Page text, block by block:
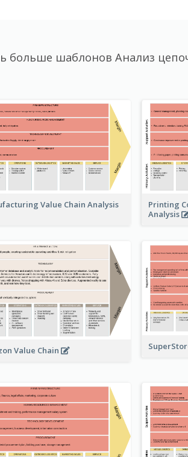
больше шаблонов Анализ
Value Chain Analysis
Printing
Analysis
Value Chain